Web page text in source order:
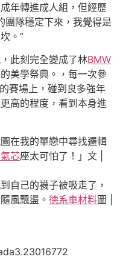
年轉進成人組，但經歷
隊穩定下來，我覺得是
。”
此刻完全變成了林BMW
美學祭典。，每一次參
賽場上，碰到良多強年
高的程度，看到本身進
在我的單戀中尋找邏輯
芯座太可怕了！」文 |
自己的襪子被吸走了，
風飄盪。 德系車材料圖 |